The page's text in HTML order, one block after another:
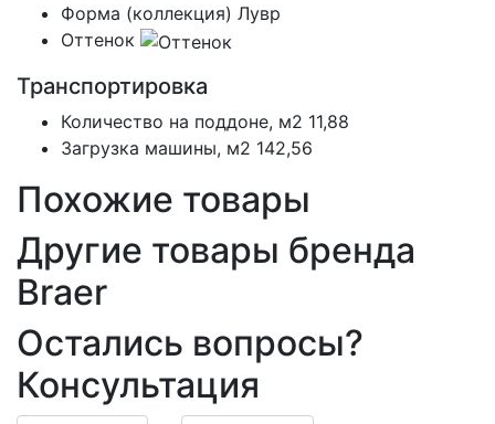
Форма (коллекция) Лувр
Оттенок
Транспортировка
Количество на поддоне, м2 11,88
Загрузка машины, м2 142,56
Похожие товары
Другие товары бренда
Braer
Остались вопросы?
Консультация